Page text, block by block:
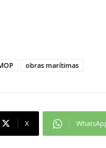
obras marítimas
X